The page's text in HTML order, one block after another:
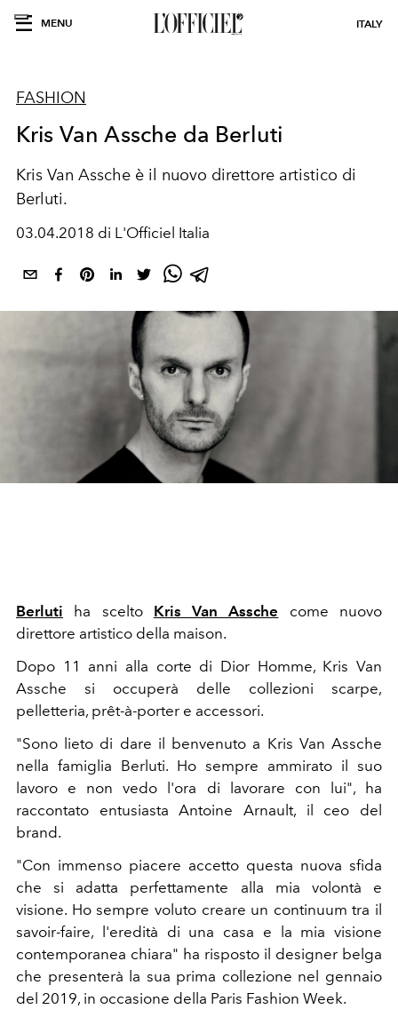
MENU ITALY
FASHION
Kris Van Assche da Berluti
Kris Van Assche è il nuovo direttore artistico di
Berluti.
03.04.2018 di L'Officiel Italia
Berluti ha scelto Kris Van Assche come nuovo
direttore artistico della maison.
Dopo 11 anni alla corte di Dior Homme, Kris Van
Assche si occuperà delle collezioni scarpe,
pelletteria, prêt-à-porter e accessori.
"Sono lieto di dare il benvenuto a Kris Van Assche
nella famiglia Berluti. Ho sempre ammirato il suo
lavoro e non vedo l'ora di lavorare con lui", ha
raccontato entusiasta Antoine Arnault, il ceo del
brand.
"Con immenso piacere accetto questa nuova sfida
che si adatta perfettamente alla mia volontà e
visione. Ho sempre voluto creare un continuum tra il
savoir-faire, l'eredità di una casa e la mia visione
contemporanea chiara" ha risposto il designer belga
che presenterà la sua prima collezione nel gennaio
del 2019, in occasione della Paris Fashion Week.